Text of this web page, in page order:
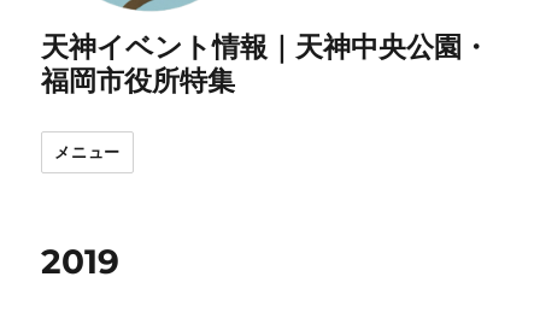
天神イベント情報｜天神中央公園・
福岡市役所特集
メニュー
2019